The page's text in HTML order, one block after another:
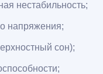
нестабильность;
напряжения;
сон);